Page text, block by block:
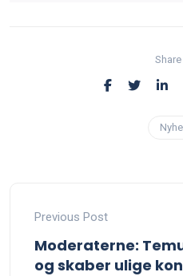
Previous Post
Moderaterne:
og skaber ulige